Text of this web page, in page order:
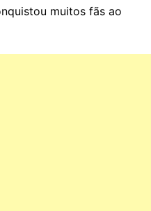
muitos fãs ao